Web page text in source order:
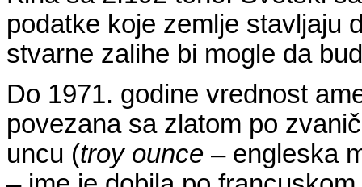
podatke koje zemlje stavljaju
stvarne zalihe bi mogle da
Do 1971. godine vrednost
povezana sa zlatom po
uncu (troy ounce – engleska